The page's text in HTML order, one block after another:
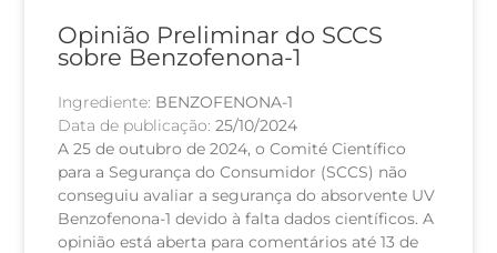
Opinião Preliminar do SCCS
sobre Benzofenona-1
Ingrediente: BENZOFENONA-1
Data de publicação:25/10/2024
A 25 de outubro de 2024, o Comité Científico
para a Segurança do Consumidor (SCCS) não
conseguiu avaliar a segurança do absorvente UV
Benzofenona-1 devido à falta dados científicos. A
opinião está aberta para comentários até 13 de